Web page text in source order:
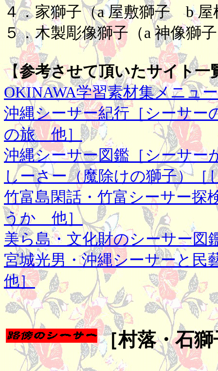
４．家獅子（a 屋敷獅子 b
５．木製彫像獅子（a 神像
【参考させて頂いたサイト一
OKINAWA学習素材集メニュ
沖縄シーサー紀行［シーサー
の旅 他］
沖縄シーサー図鑑［シーサ
しーさー（魔除けの獅子）
竹富島閑話・竹富シーサー探
うか 他］
美ら島・文化財のシーサー図
宮城光男・沖縄シーサーと
他］
［村落・石獅